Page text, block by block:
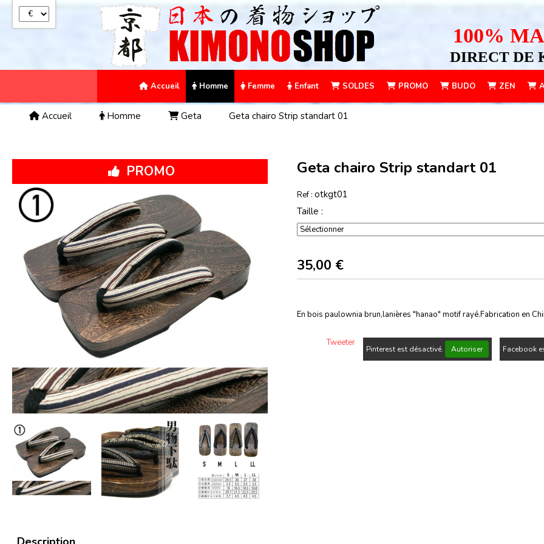
100%
DIRECT DE
Accueil Homme Femme Enfant SOLDES PROMO BUDO ZEN
Accueil Homme Geta Geta chairo Strip standart 01
PROMO Geta chairo Strip standart 01
Ref : otkgt01
Taille :
35,00 €
En bois paulownia brun,lanières "hanao" motif rayé.Fabrication en
Tweeter
Pinterest est désactivé. Autoriser Facebook
Panneau de gestion des cookies